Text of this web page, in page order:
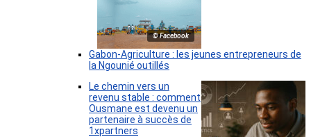
© Facebook
Gabon-Agriculture : les jeunes entrepreneurs de
la Ngounié outillés
Le chemin vers un
revenu stable : comment
Ousmane est devenu un
partenaire à succès de
1xpartners